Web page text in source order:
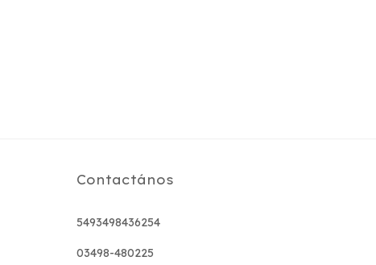
Contactános
5493498436254
03498-480225